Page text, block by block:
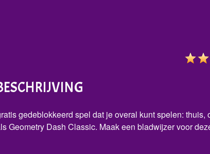
gedeblokkeerd spel dat je overal kunt spelen: thuis,
Geometry Dash Classic. Maak een bladwijzer voor